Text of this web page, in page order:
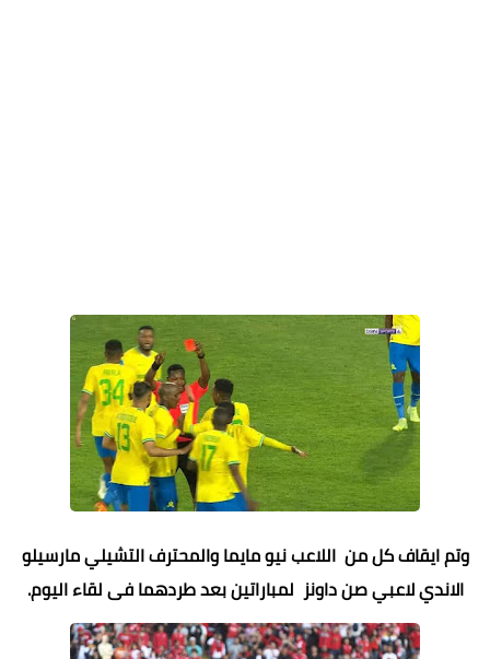
وتم ايقاف كل من اللاعب نيو مايما والمحترف التشيلي مارسيلو
الاندي لاعبي صن داونز لمباراتين بعد طردهما فى لقاء اليوم.